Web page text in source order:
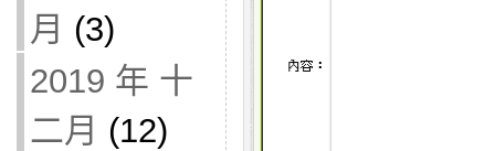
月 (3)
2019 年 十
二月 (12)